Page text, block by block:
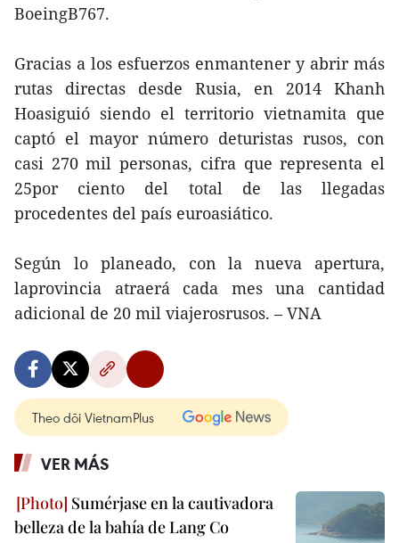
BoeingB767.
Gracias a los esfuerzos enmantener y abrir más
rutas directas desde Rusia, en 2014 Khanh
Hoasiguió siendo el territorio vietnamita que
captó el mayor número deturistas rusos, con
casi 270 mil personas, cifra que representa el
25por ciento del total de las llegadas
procedentes del país euroasiático.
Según lo planeado, con la nueva apertura,
laprovincia atraerá cada mes una cantidad
adicional de 20 mil viajerosrusos. – VNA
Theo dõi VietnamPlus
VER MÁS
Sumérjase en la cautivadora
belleza de la bahía de Lang Co